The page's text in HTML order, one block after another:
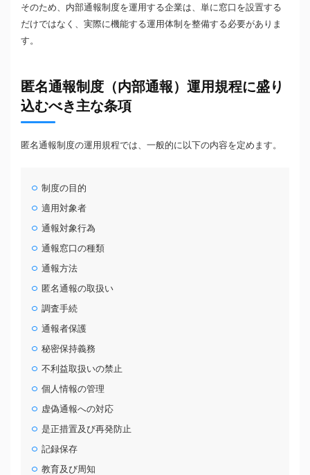
そのため、内部通報制度を運用する企業は、単に窓口を設置する
だけではなく、実際に機能する運用体制を整備する必要がありま
す。
匿名通報制度（内部通報）運用規程に盛り
込むべき主な条項
匿名通報制度の運用規程では、一般的に以下の内容を定めます。
制度の目的
適用対象者
通報対象行為
通報窓口の種類
通報方法
匿名通報の取扱い
調査手続
通報者保護
秘密保持義務
不利益取扱いの禁止
個人情報の管理
虚偽通報への対応
是正措置及び再発防止
記録保存
教育及び周知